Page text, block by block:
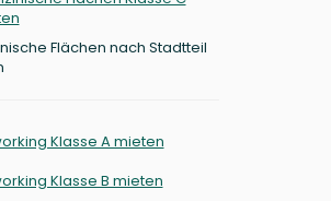
Flächen nach Stadtteil
Klasse A mieten
Klasse B mieten